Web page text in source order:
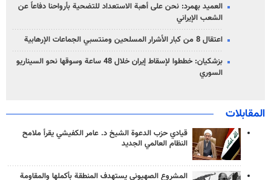
العميد بهمرد: نحن على أهبة الاستعداد للتضحية بأرواحنا دفاعاً عن
الشعب الإيراني
اعتقال 8 من كبار الأشرار المسلحين ومنتسبي الجماعات الإرهابية
بزشكيان: خططوا لإسقاط إيران خلال 48 ساعة وسوقها نحو السيناريو
السوري
المقابلات
قيادي حزب الدعوة الشيخ د. عامر الكفيشي يقرأ ملامح
النظام العالمي الجديد
المشروع الصهيوني يستهدف المنطقة بأكملها والمقاومة